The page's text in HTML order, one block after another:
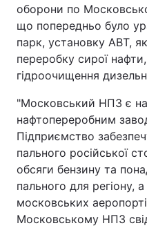
оборони по
що попередньо було
парк, установку АВТ,
переробку сирої
гідроочищення
"Московський НПЗ є
нафтопереробним
Підприємство
пального російської
обсяги бензину та
пального для регіону,
московських
Московському НПЗ